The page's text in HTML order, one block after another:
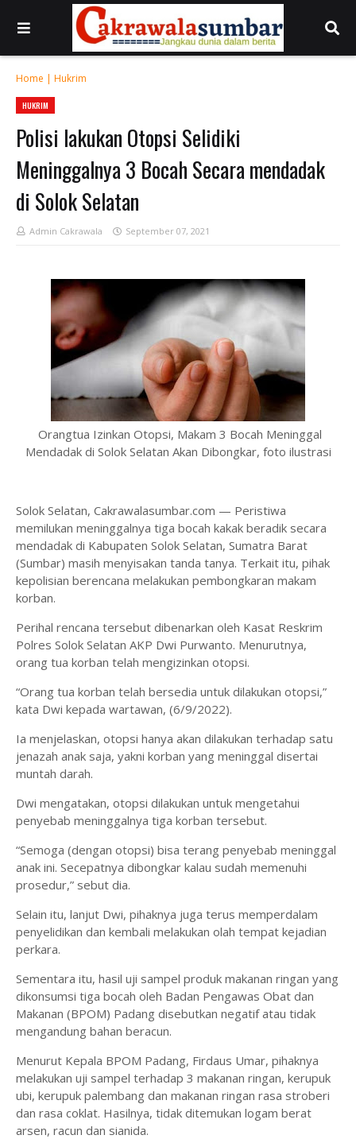
Home | Hukrim
HUKRIM
Polisi lakukan Otopsi Selidiki
Meninggalnya 3 Bocah Secara mendadak
di Solok Selatan
Admin Cakrawala September 07, 2021
Orangtua Izinkan Otopsi, Makam 3 Bocah Meninggal
Mendadak di Solok Selatan Akan Dibongkar, foto ilustrasi
Solok Selatan, Cakrawalasumbar.com — Peristiwa
memilukan meninggalnya tiga bocah kakak beradik secara
mendadak di Kabupaten Solok Selatan, Sumatra Barat
(Sumbar) masih menyisakan tanda tanya. Terkait itu, pihak
kepolisian berencana melakukan pembongkaran makam
korban.
Perihal rencana tersebut dibenarkan oleh Kasat Reskrim
Polres Solok Selatan AKP Dwi Purwanto. Menurutnya,
orang tua korban telah mengizinkan otopsi.
“Orang tua korban telah bersedia untuk dilakukan otopsi,”
kata Dwi kepada wartawan, (6/9/2022).
Ia menjelaskan, otopsi hanya akan dilakukan terhadap satu
jenazah anak saja, yakni korban yang meninggal disertai
muntah darah.
Dwi mengatakan, otopsi dilakukan untuk mengetahui
penyebab meninggalnya tiga korban tersebut.
“Semoga (dengan otopsi) bisa terang penyebab meninggal
anak ini. Secepatnya dibongkar kalau sudah memenuhi
prosedur,” sebut dia.
Selain itu, lanjut Dwi, pihaknya juga terus memperdalam
penyelidikan dan kembali melakukan olah tempat kejadian
perkara.
Sementara itu, hasil uji sampel produk makanan ringan yang
dikonsumsi tiga bocah oleh Badan Pengawas Obat dan
Makanan (BPOM) Padang disebutkan negatif atau tidak
mengandung bahan beracun.
Menurut Kepala BPOM Padang, Firdaus Umar, pihaknya
melakukan uji sampel terhadap 3 makanan ringan, kerupuk
ubi, kerupuk palembang dan makanan ringan rasa stroberi
dan rasa coklat. Hasilnya, tidak ditemukan logam berat
arsen, racun dan sianida.